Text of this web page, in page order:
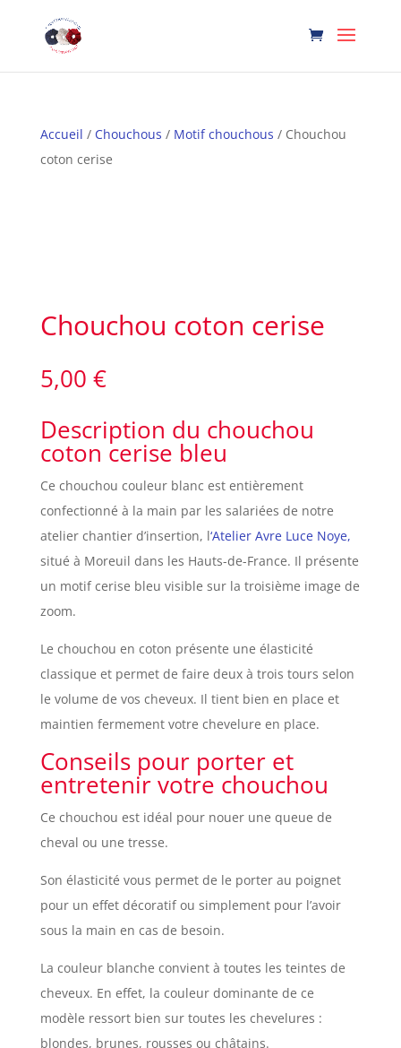
Accueil / Chouchous / Motif chouchous / Chouchou
coton cerise
Chouchou coton cerise
5,00 €
Description du chouchou
coton cerise bleu
Ce chouchou couleur blanc est entièrement
confectionné à la main par les salariées de notre
atelier chantier d’insertion, l‘Atelier Avre Luce Noye,
situé à Moreuil dans les Hauts-de-France. Il présente
un motif cerise bleu visible sur la troisième image de
zoom.
Le chouchou en coton présente une élasticité
classique et permet de faire deux à trois tours selon
le volume de vos cheveux. Il tient bien en place et
maintien fermement votre chevelure en place.
Conseils pour porter et
entretenir votre chouchou
Ce chouchou est idéal pour nouer une queue de
cheval ou une tresse.
Son élasticité vous permet de le porter au poignet
pour un effet décoratif ou simplement pour l’avoir
sous la main en cas de besoin.
La couleur blanche convient à toutes les teintes de
cheveux. En effet, la couleur dominante de ce
modèle ressort bien sur toutes les chevelures :
blondes, brunes, rousses ou châtains.